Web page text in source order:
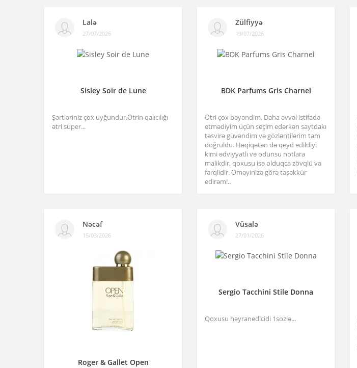
Lalə
27/07/2026
Sisley Soir de Lune
Şərtləriniz çox uyğundur.Ətrin qalıcılığı
ətri super...
Zülfiyyə
19/07/2026
BDK Parfums Gris Charnel
Ətri çox bəyəndim. Daha əvvəl istifadə
etmədiyim üçün seçim edərkən saytdakı
təsvirə güvəndim və gözləntilərim tam
doğruldu. Həqiqətən də qeyd edildiyi
kimi ədviyyatlı və odunsu notlara
malikdir, qoxusu isə olduqca zövqlü və
fərqlidir. Əməyinizə görə təşəkkür
edirəm!..
Nəcəf
15/03/2026
Roger & Gallet Open
Vüsalə
27/01/2026
Sergio Tacchini Stile Donna
Qoxusu heyranedicidi 1sozlə...